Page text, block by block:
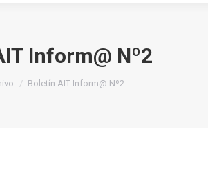
Inform@ Nº2
Boletín AIT Inform@ Nº2